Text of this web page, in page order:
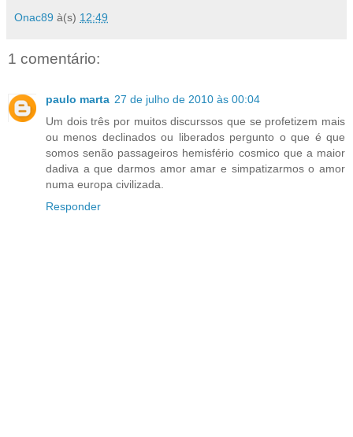
Onac89 à(s) 12:49
1 comentário:
paulo marta 27 de julho de 2010 às 00:04
Um dois três por muitos discurssos que se profetizem mais
ou menos declinados ou liberados pergunto o que é que
somos senão passageiros hemisfério cosmico que a maior
dadiva a que darmos amor amar e simpatizarmos o amor
numa europa civilizada.
Responder